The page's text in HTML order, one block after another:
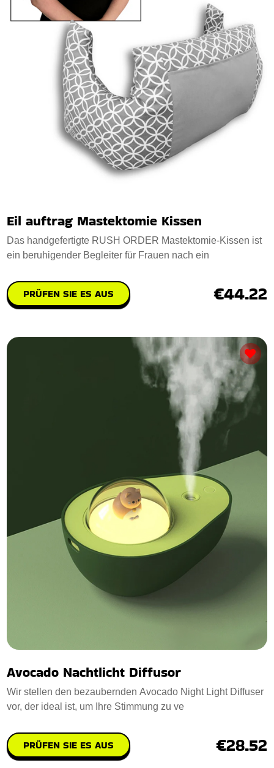
Eil auftrag Mastektomie Kissen
Das handgefertigte RUSH ORDER Mastektomie-Kissen ist
ein beruhigender Begleiter für Frauen nach ein
PRÜFEN SIE ES AUS €44.22
Avocado Nachtlicht Diffusor
Wir stellen den bezaubernden Avocado Night Light Diffuser
vor, der ideal ist, um Ihre Stimmung zu ve
PRÜFEN SIE ES AUS €28.52